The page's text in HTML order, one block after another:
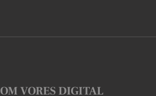
OM VORES DIGITAL